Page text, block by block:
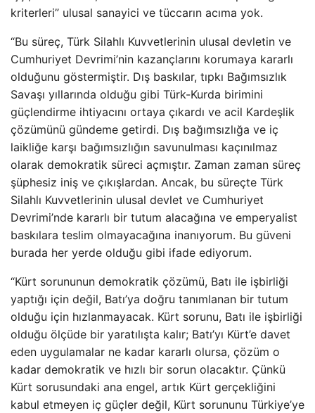
kriterleri” ulusal sanayici ve tüccarın acıma yok.
“Bu süreç, Türk Silahlı Kuvvetlerinin ulusal devletin ve
Cumhuriyet Devrimi’nin kazançlarını korumaya kararlı
olduğunu göstermiştir. Dış baskılar, tıpkı Bağımsızlık
Savaşı yıllarında olduğu gibi Türk-Kurda birimini
güçlendirme ihtiyacını ortaya çıkardı ve acil Kardeşlik
çözümünü gündeme getirdi. Dış bağımsızlığa ve iç
laikliğe karşı bağımsızlığın savunulması kaçınılmaz
olarak demokratik süreci açmıştır. Zaman zaman süreç
şüphesiz iniş ve çıkışlardan. Ancak, bu süreçte Türk
Silahlı Kuvvetlerinin ulusal devlet ve Cumhuriyet
Devrimi’nde kararlı bir tutum alacağına ve emperyalist
baskılara teslim olmayacağına inanıyorum. Bu güveni
burada her yerde olduğu gibi ifade ediyorum.
“Kürt sorununun demokratik çözümü, Batı ile işbirliği
yaptığı için değil, Batı’ya doğru tanımlanan bir tutum
olduğu için hızlanmayacak. Kürt sorunu, Batı ile işbirliği
olduğu ölçüde bir yaratılışta kalır; Batı’yı Kürt’e davet
eden uygulamalar ne kadar kararlı olursa, çözüm o
kadar demokratik ve hızlı bir sorun olacaktır. Çünkü
Kürt sorusundaki ana engel, artık Kürt gerçekliğini
kabul etmeyen iç güçler değil, Kürt sorununu Türkiye’ye